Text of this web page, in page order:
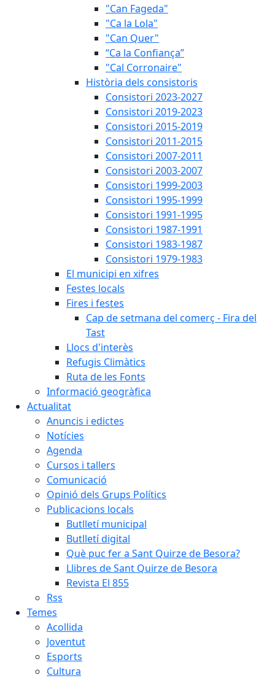
"Can Fageda"
"Ca la Lola"
"Can Quer"
“Ca la Confiança”
"Cal Corronaire"
Història dels consistoris
Consistori 2023-2027
Consistori 2019-2023
Consistori 2015-2019
Consistori 2011-2015
Consistori 2007-2011
Consistori 2003-2007
Consistori 1999-2003
Consistori 1995-1999
Consistori 1991-1995
Consistori 1987-1991
Consistori 1983-1987
Consistori 1979-1983
El municipi en xifres
Festes locals
Fires i festes
Cap de setmana del comerç - Fira del
Tast
Llocs d'interès
Refugis Climàtics
Ruta de les Fonts
Informació geogràfica
Actualitat
Anuncis i edictes
Notícies
Agenda
Cursos i tallers
Comunicació
Opinió dels Grups Polítics
Publicacions locals
Butlletí municipal
Butlletí digital
Què puc fer a Sant Quirze de Besora?
Llibres de Sant Quirze de Besora
Revista El 855
Rss
Temes
Acollida
Joventut
Esports
Cultura